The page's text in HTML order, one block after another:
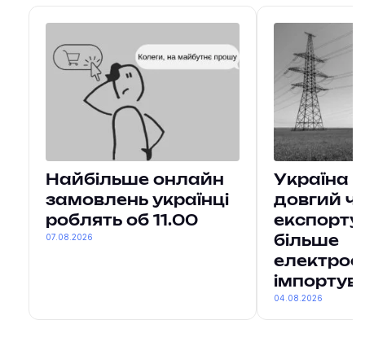
Найбільше онлайн
замовлень українці
роблять об 11.00
07.08.2026
Україна
довгий
більше
04.08.2026